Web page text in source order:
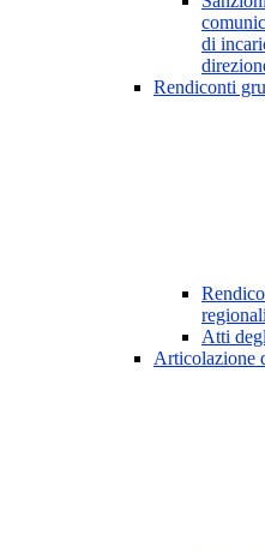
di
Rendiconti
Atti
Articolazione